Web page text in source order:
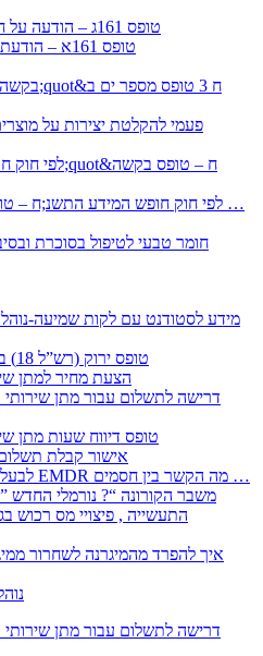
טופס 161ג – הודעה על חזרה מרצף פיצויים / קיצבה
טופס 161א – הודעת עובד עקב פרישה מעבודה
) 1998 ( לפי חוק חופש המידע התשנ;ח – טופס בקשה לקבלת …
חומר טבעי לטיפול בסוכרת
טופס ירוק (רש”ל 18) בקשה להוצאת רישיון נהיגה
2352 – הצעת מחיר
2356 – טופס דיווח שעות
2357 – אישור קבלת
– לבעלי עסקים ובעולם העבודה EMDR מה הקשר בין חסמים …
– משבר הקורונה “? נורמלי החדש ” ומהו ה